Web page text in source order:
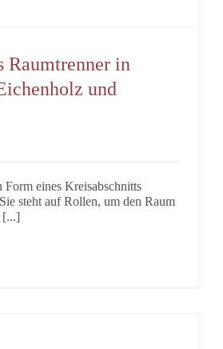
Raumtrenner in
und
eines Kreisabschnitts
steht auf Rollen, um den Raum
[...]